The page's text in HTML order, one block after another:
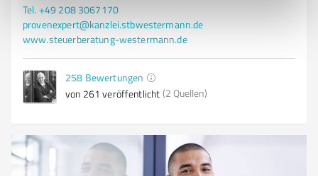
Tel. +49 208 3067170
provenexpert@kanzlei.stbwestermann.de
www.steuerberatung-westermann.de
258 Bewertungen
von 261 veröffentlicht (2 Quellen)